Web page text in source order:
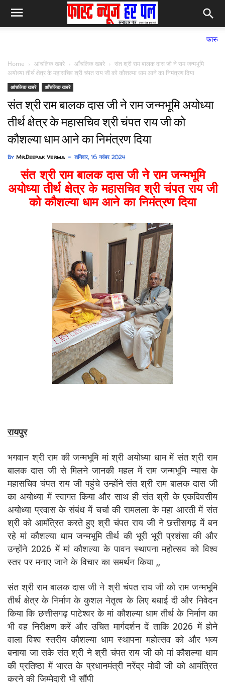
फास्ट न्यूज हर पल
Home आंचलिक खबरे आँचलिक खबरे
संत श्री राम बालक दास जी ने राम जन्मभूमि
अयोध्या तीर्थ क्षेत्र के महासचिव श्री चंपत राय जी को कौशल्या धाम आने का निमंत्रण दिया
आंचलिक खबरे आँचलिक खबरे
संत श्री राम बालक दास जी ने राम जन्मभूमि अयोध्या
तीर्थ क्षेत्र के महासचिव श्री चंपत राय जी को
कौशल्या धाम आने का निमंत्रण दिया
By Mr.Deepak Verma शनिवार, 16 नवंबर 2024
संत श्री राम बालक दास जी ने राम जन्मभूमि
अयोध्या तीर्थ क्षेत्र के महासचिव श्री चंपत राय जी
को कौशल्या धाम आने का निमंत्रण दिया
रायपुर
भगवान श्री राम की जन्मभूमि मां श्री अयोध्या धाम में संत श्री राम
बालक दास जी से मिलने जानकी महल में राम जन्मभूमि न्यास के
महासचिव चंपत राय जी पहुंचे उन्होंने संत श्री राम बालक दास जी
का अयोध्या में स्वागत किया और साथ ही संत श्री के एकदिवसीय
अयोध्या प्रवास के संबंध में चर्चा की रामलला के महा आरती में संत
श्री को आमंत्रित करते हुए श्री चंपत राय जी ने छत्तीसगढ़ में बन
रहे मां कौशल्या धाम जन्मभूमि तीर्थ की भूरी भूरी प्रशंसा की और
उन्होंने 2026 में मां कौशल्या के पावन स्थापना महोत्सव को विश्व
स्तर पर मनाए जाने के विचार का समर्थन किया ,,
संत श्री राम बालक दास जी ने श्री चंपत राय जी को राम जन्मभूमि
तीर्थ क्षेत्र के निर्माण के कुशल नेतृत्व के लिए बधाई दी और निवेदन
किया कि छत्तीसगढ़ पाटेश्वर के मां कौशल्या धाम तीर्थ के निर्माण का
भी वह निरीक्षण करें और उचित मार्गदर्शन दें ताकि 2026 में होने
वाला विश्व स्तरीय कौशल्या धाम स्थापना महोत्सव को और भव्य
बनाया जा सके संत श्री ने श्री चंपत राय जी को मां कौशल्या धाम
की प्रतिष्ठा में भारत के प्रधानमंत्री नरेंद्र मोदी जी को आमंत्रित
करने की जिम्मेदारी भी सौंपी